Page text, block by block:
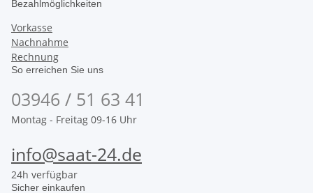
Bezahlmöglichkeiten
Vorkasse
Nachnahme
Rechnung
So erreichen Sie uns
03946 / 51 63 41
Montag - Freitag 09-16 Uhr
info@saat-24.de
24h verfügbar
Sicher einkaufen